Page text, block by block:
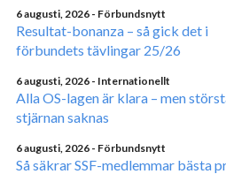
6 augusti, 2026 - Förbundsnytt
Resultat-bonanza – så gick det i
förbundets tävlingar 25/26
6 augusti, 2026 - Internationellt
Alla OS-lagen är klara – men
stjärnan saknas
6 augusti, 2026 - Förbundsnytt
Så säkrar SSF-medlemmar bästa